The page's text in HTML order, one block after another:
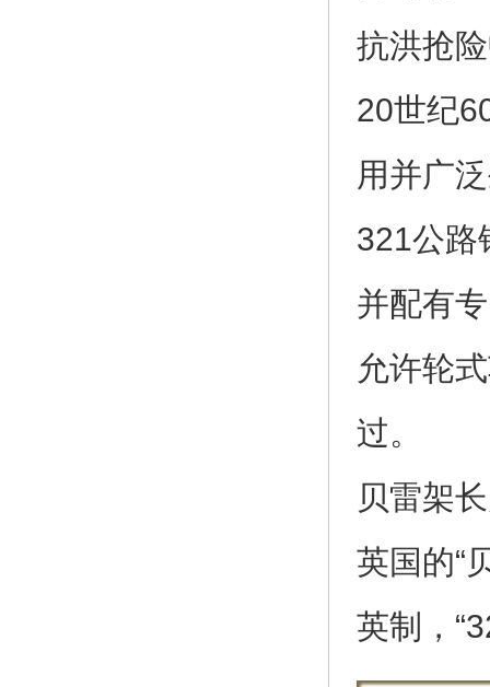
抗洪抢
20世纪
用并广
321公路
并配有
允许轮
过。
贝雷架
英国的“
英制，